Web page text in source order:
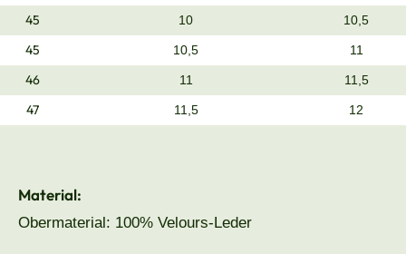
45 10 10,5
45 10,5 11
46 11 11,5
47 11,5 12
Material:
Obermaterial: 100% Velours-Leder